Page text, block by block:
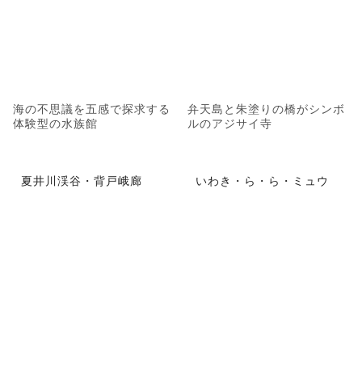
海の不思議を五感で探求する
体験型の水族館
弁天島と朱塗りの橋がシンボ
ルのアジサイ寺
夏井川渓谷・背戸峨廊 いわき・ら・ら・ミュウ